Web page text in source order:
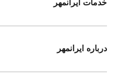
خدمات ایرانمهر
درباره ایرانمهر